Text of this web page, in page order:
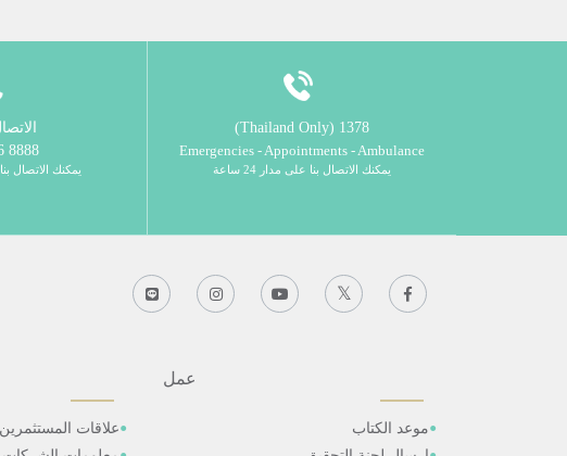
1378 (Thailand Only)
Emergencies - Appointments - Ambulance
يمكنك الاتصال بنا على مدار 24 ساعة
8888 2066 66+
يمكنك الاتصال بنا
عمل
موعد الكتاب
علاقات المستثمرين